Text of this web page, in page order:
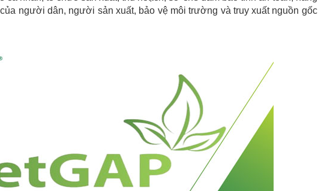
người dân, người sản xuất, bảo vệ môi trường và truy xuất nguồn gốc